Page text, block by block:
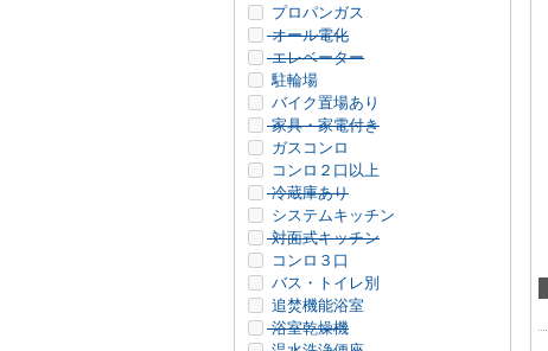
プロパンガス
オール電化
エレベーター
駐輪場
バイク置場あり
家具・家電付き
ガスコンロ
コンロ２口以上
冷蔵庫あり
システムキッチン
対面式キッチン
コンロ３口
バス・トイレ別
追焚機能浴室
浴室乾燥機